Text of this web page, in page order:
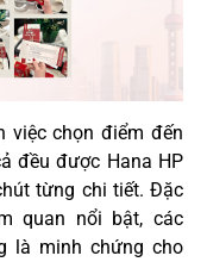
việc chọn điểm đến
đều được Hana HP
từng chi tiết. Đặc
quan nổi bật, các
là minh chứng cho